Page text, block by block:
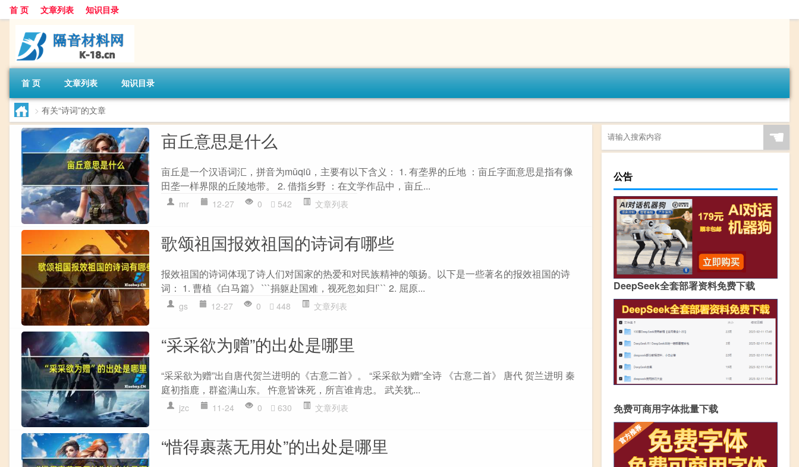
首 页 文章列表 知识目录
首 页 文章列表 知识目录
> 有关“诗词”的文章
亩丘意思是什么
亩丘是一个汉语词汇，拼音为mǔqiū，主要有以下含义： 1. 有垄界的丘地 ：亩丘字面意思是指有像
田垄一样界限的丘陵地带。 2. 借指乡野 ：在文学作品中，亩丘...
mr 12-27 0 542 文章列表
歌颂祖国报效祖国的诗词有哪些
报效祖国的诗词体现了诗人们对国家的热爱和对民族精神的颂扬。以下是一些著名的报效祖国的诗
词： 1. 曹植《白马篇》 ```捐躯赴国难，视死忽如归!``` 2. 屈原...
gs 12-27 0 448 文章列表
“采采欲为赠”的出处是哪里
“采采欲为赠”出自唐代贺兰进明的《古意二首》。 “采采欲为赠”全诗 《古意二首》 唐代 贺兰进明 秦
庭初指鹿，群盗满山东。 忤意皆诛死，所言谁肯忠。 武关犹...
jzc 11-24 0 630 文章列表
“惜得裹蒸无用处”的出处是哪里
☚
公告
DeepSeek全套部署资料免费下载
免费可商用字体批量下载